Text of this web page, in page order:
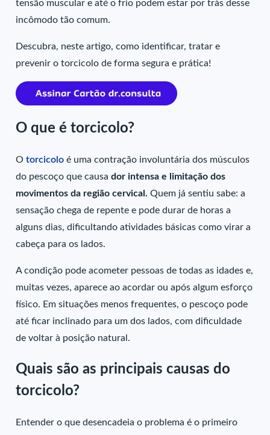
tensão muscular e até o frio podem estar por trás desse
incômodo tão comum.
Descubra, neste artigo, como identificar, tratar e
prevenir o torcicolo de forma segura e prática!
O que é torcicolo?
Otorcicolo é uma contração involuntária dos músculos
do pescoço que causa dor intensa e limitação dos
movimentos da região cervical.Quem já sentiu sabe: a
sensação chega de repente e pode durar de horas a
alguns dias, dificultando atividades básicas como virar a
cabeça para os lados.
A condição pode acometer pessoas de todas as idades e,
muitas vezes, aparece ao acordar ou após algum esforço
físico. Em situações menos frequentes, o pescoço pode
até ficar inclinado para um dos lados, com dificuldade
de voltar à posição natural.
Quais são as principais causas do
torcicolo?
Entender o que desencadeia o problema é o primeiro